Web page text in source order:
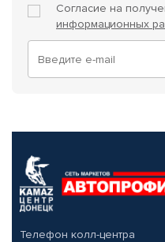
Согласие на
информационных
Телефон колл-центра